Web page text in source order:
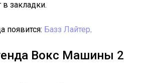
закладки.
появится: Базз Лайтер.
Вокс Машины 2